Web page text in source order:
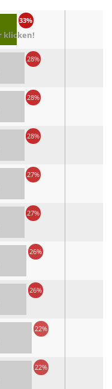
33%
klicken!
28%
28%
28%
27%
27%
26%
26%
22%
22%